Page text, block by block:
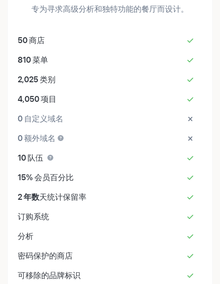
专为寻求高级分析和独特功能的餐厅而设计。
50商店
810菜单
2,025类别
4,050项目
0 自定义域名
0额外域名
10 队伍
15% 会员百分比
2 年数天统计保留率
订购系统
分析
密码保护的商店
可移除的品牌标识